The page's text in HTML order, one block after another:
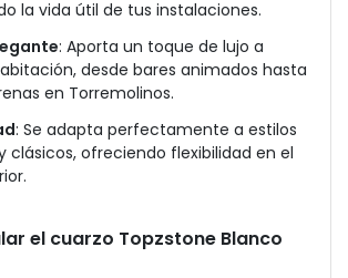
la vida útil de tus instalaciones.
: Aporta un toque de lujo a
desde bares animados hasta
en Torremolinos.
: Se adapta perfectamente a estilos
clásicos, ofreciendo flexibilidad en el
el cuarzo Topzstone Blanco